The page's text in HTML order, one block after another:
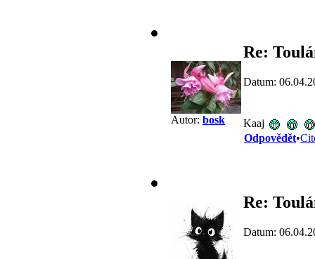
Autor: bosk
Re:
Datum:
Kaaj
Odpovědět•
Re:
Datum: